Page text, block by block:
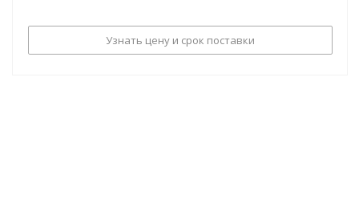
Узнать цену и срок поставки